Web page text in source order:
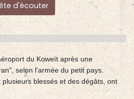
d'écouter
du Koweït après une
selon l'armée du petit pays.
blessés et des dégâts, ont